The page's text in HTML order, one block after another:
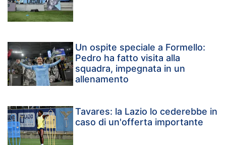
Un ospite speciale a Formello:
Pedro ha fatto visita alla
squadra, impegnata in un
allenamento
Tavares: la Lazio lo cederebbe in
caso di un'offerta importante